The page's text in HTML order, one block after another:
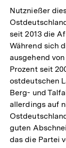
Nutznießer
seit 2013 die
Während sich
ausgehend
Prozent seit
ostdeutschen
Berg- und
allerdings auf
guten
das die Partei